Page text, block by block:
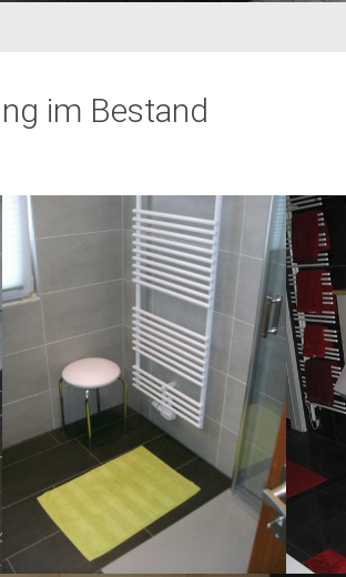
im Bestand